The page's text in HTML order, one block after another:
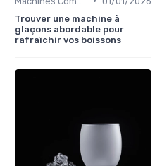
Trouver une machine à
glaçons abordable pour
rafraîchir vos boissons